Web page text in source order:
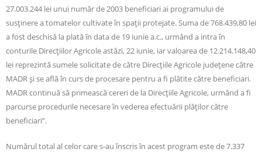
27.003.244 lei unui număr de 2003 beneficiari ai programului de
susţinere a tomatelor cultivate în spaţii protejate. Suma de 768.439,80 lei
a fost deschisă la plată în data de 19 iunie a.c., urmând a intra în
conturile Direcţiilor Agricole astăzi, 22 iunie, iar valoarea de 12.214.148,40
lei reprezintă sumele solicitate de către Direcţiile Agricole judeţene către
MADR şi se află în curs de procesare pentru a fi plătite către beneficiari.
MADR continuă să primească cereri de la Direcţiile Agricole, urmând a fi
parcurse procedurile necesare în vederea efectuării plăţilor către
beneficiari”.
Numărul total al celor care s-au înscris în acest program este de 7.337